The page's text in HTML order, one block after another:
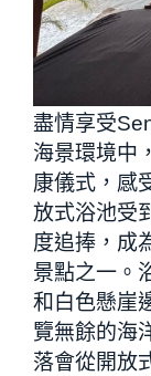
盡情享受
海景環境中
康儀式，感
放式浴池受
度追捧，成
景點之一。
和白色懸崖
覽無餘的海
落會從開放